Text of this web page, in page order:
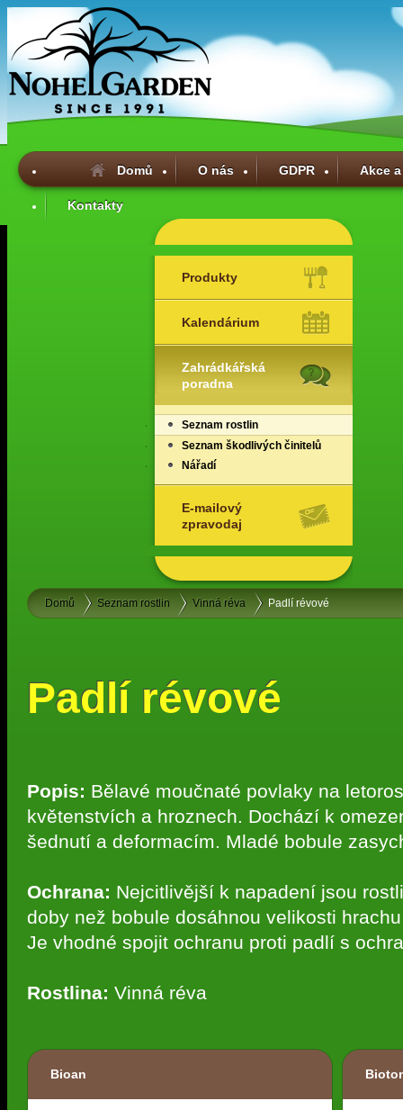
Domů O nás GDPR Akce
Kontakty
Produkty
Kalendárium
Zahrádkářská
poradna
Seznam rostlin
Seznam škodlivých činitelů
Nářadí
E-mailový
zpravodaj
Domů Seznam rostlin Vinná réva Padlí révové
Padlí révové
Popis: Bělavé moučnaté povlaky na
květenstvích a hroznech. Dochází k
šednutí a deformacím. Mladé bobule
Ochrana: Nejcitlivější k napadení jsou
doby než bobule dosáhnou velikosti
Je vhodné spojit ochranu proti padlí s
Rostlina: Vinná réva
Bioan